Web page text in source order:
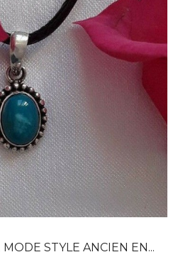
panier
RAPIDE
STYLE ANCIEN EN...